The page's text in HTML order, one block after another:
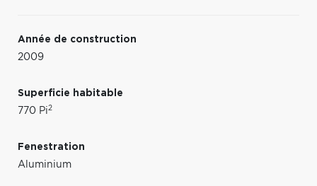
Année de construction
2009
Superficie habitable
770 Pi2
Fenestration
Aluminium